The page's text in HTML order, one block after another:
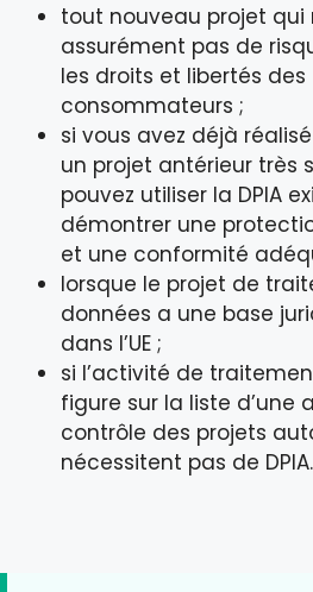
tout nouveau projet qui
assurément pas de
les droits et libertés des
consommateurs ;
si vous avez déjà
un projet antérieur très
pouvez utiliser la DPIA
démontrer une
et une conformité
lorsque le projet de
données a une base
dans l’UE ;
si l’activité de
figure sur la liste d’une
contrôle des projets
nécessitent pas de DPIA.